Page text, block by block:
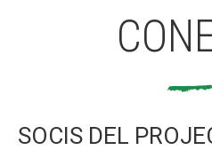
SOCIS DEL